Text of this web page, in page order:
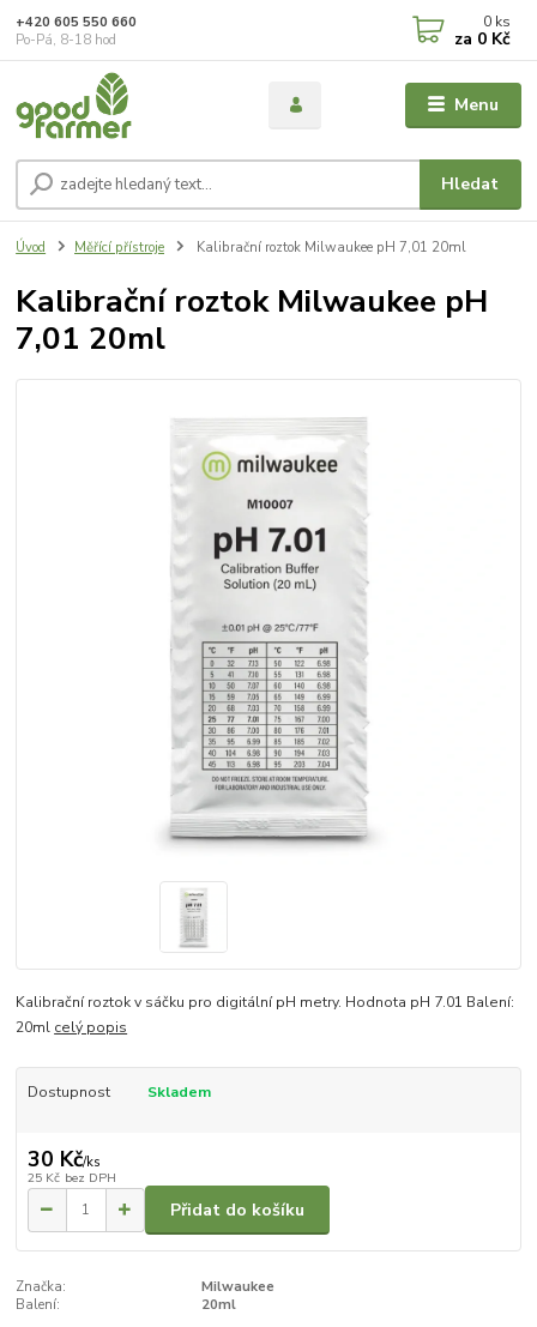
Menu
Hledat
+420 605 550 660
Po-Pá, 8-18 hod
0 ks
za 0 Kč
Úvod Měřící přístroje Kalibrační roztok Milwaukee pH 7,01 20ml
Kalibrační roztok Milwaukee pH
7,01 20ml
Kalibrační roztok v sáčku pro digitální pH metry. Hodnota pH 7.01 Balení:
20ml celý popis
Dostupnost Skladem
30 Kč/ks
25 Kč bez DPH
Přidat do košíku
Značka:
Milwaukee
Balení:
20ml